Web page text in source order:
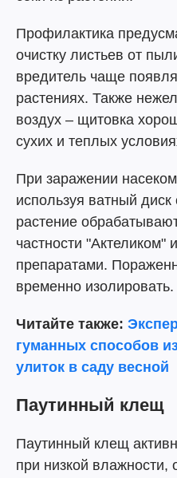
Профилактика
очистку листьев от
вредитель чаще
растениях. Также
воздух – щитовка
сухих и теплых
При заражении
используя ватный
растение
частности
препаратами.
временно изолировать.
Читайте также:
гуманных способов
улиток в саду весной
Паутинный клещ
Паутинный клещ
при низкой влажности,